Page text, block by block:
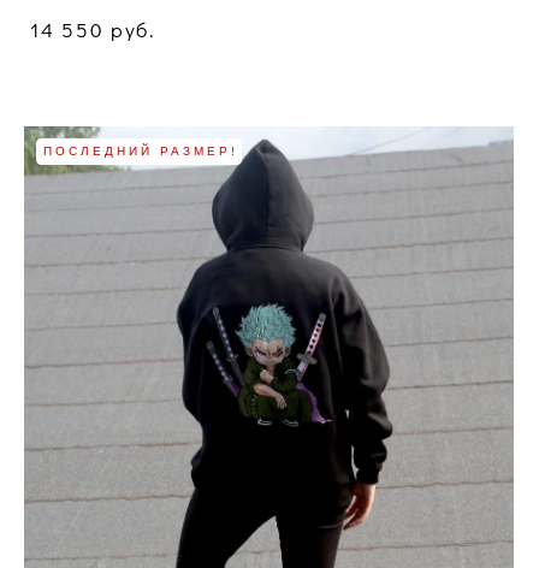
14 550 pуб.
ПОСЛЕДНИЙ РАЗМЕР!